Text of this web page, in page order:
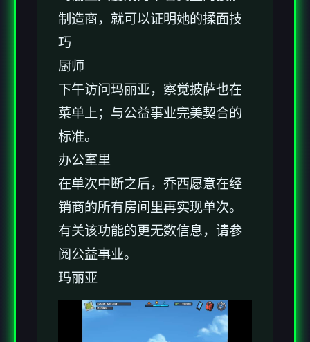
制造商，就可以证明她的揉面技
巧
厨师
下午访问玛丽亚，察觉披萨也在
菜单上；与公益事业完美契合的
标准。
办公室里
在单次中断之后，乔西愿意在经
销商的所有房间里再实现单次。
有关该功能的更无数信息，请参
阅公益事业。
玛丽亚